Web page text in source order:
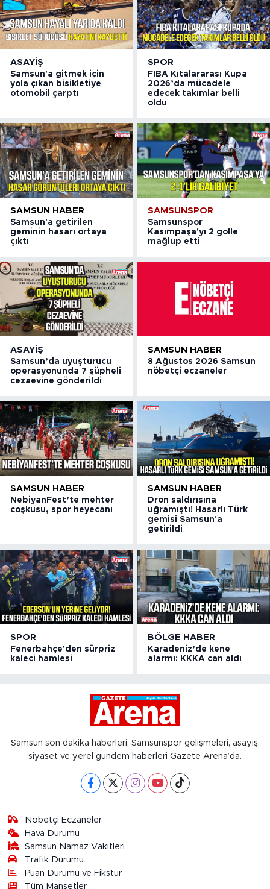
ASAYIŞ
Samsun'a gitmek için
yola çıkan bisikletiye
otomobil çarptı
SPOR
FIBA Kıtalararası Kupa
2026’da mücadele
edecek takımlar belli
oldu
SAMSUN HABER
Samsun'a getirilen
geminin hasarı ortaya
çıktı
SAMSUNSPOR
Samsunspor
Kasımpaşa'yı 2 golle
mağlup etti
ASAYIŞ
Samsun’da uyuşturucu
operasyonunda 7 şüpheli
cezaevine gönderildi
SAMSUN HABER
8 Ağustos 2026 Samsun
nöbetçi eczaneler
SAMSUN HABER
NebiyanFest’te mehter
coşkusu, spor heyecanı
SAMSUN HABER
Dron saldırısına
uğramıştı! Hasarlı Türk
gemisi Samsun'a
getirildi
SPOR
Fenerbahçe'den sürpriz
kaleci hamlesi
BÖLGE HABER
Karadeniz’de kene
alarmı: KKKA can aldı
Samsun son dakika haberleri, Samsunspor gelişmeleri, asayiş,
siyaset ve yerel gündem haberleri Gazete Arena’da.
Nöbetçi Eczaneler
Hava Durumu
Samsun Namaz Vakitleri
Trafik Durumu
Puan Durumu ve Fikstür
Tüm Manşetler